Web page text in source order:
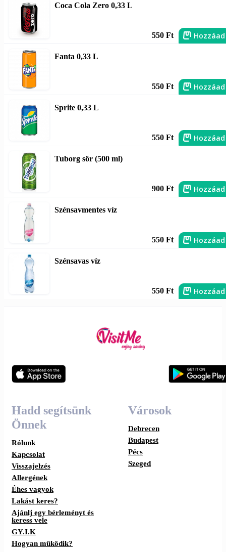
Coca Cola Zero 0,33 L
550 Ft Hozzáad
Fanta 0,33 L
550 Ft Hozzáad
Sprite 0,33 L
550 Ft Hozzáad
Tuborg sör (500 ml)
900 Ft Hozzáad
Szénsavmentes víz
550 Ft Hozzáad
Szénsavas víz
550 Ft Hozzáad
Hadd segítsünk
Önnek
Rólunk
Kapcsolat
Visszajelzés
Allergének
Éhes vagyok
Lakást keres?
Ajánlj egy bérleményt és
keress vele
GY.I.K
Hogyan működik?
Városok
Debrecen
Budapest
Pécs
Szeged